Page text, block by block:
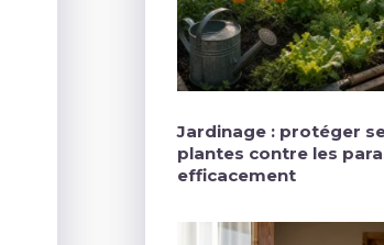
Jardinage : protéger
plantes contre les
efficacement